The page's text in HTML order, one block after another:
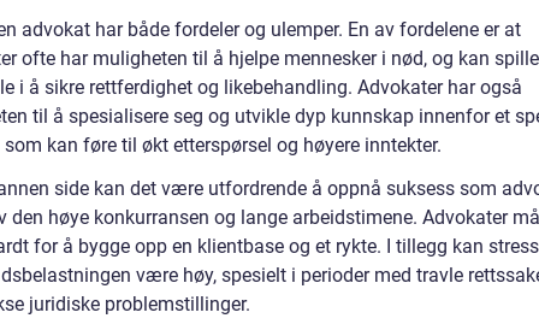
advokat har både fordeler og ulemper. En av fordelene er at
ofte har muligheten til å hjelpe mennesker i nød, og kan
i å sikre rettferdighet og likebehandling. Advokater har også
til å spesialisere seg og utvikle dyp kunnskap innenfor et
kan føre til økt etterspørsel og høyere inntekter.
side kan det være utfordrende å oppnå suksess som
den høye konkurransen og lange arbeidstimene. Advokater
for å bygge opp en klientbase og et rykte. I tillegg kan
være høy, spesielt i perioder med travle
juridiske problemstillinger.